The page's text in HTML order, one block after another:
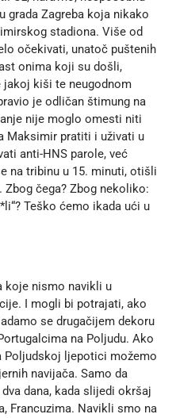
grada Zagreba koja nikako
stadiona. Više od
očekivati, unatoč puštenih
onima koji su došli,
jakoj kiši te neugodnom
je odličan štimung na
nije moglo omesti niti
Maksimir pratiti i uživati u
anti-HNS parole, već
na tribinu u 15. minuti, otišli
Zbog čega? Zbog nekoliko:
Teško ćemo ikada ući u
koje nismo navikli u
I mogli bi potrajati, ako
se drugačijem dekoru
na Poljudu. Ako
Poljudskoj ljepotici možemo
navijača. Samo da
dana, kada slijedi okršaj
Francuzima. Navikli smo na